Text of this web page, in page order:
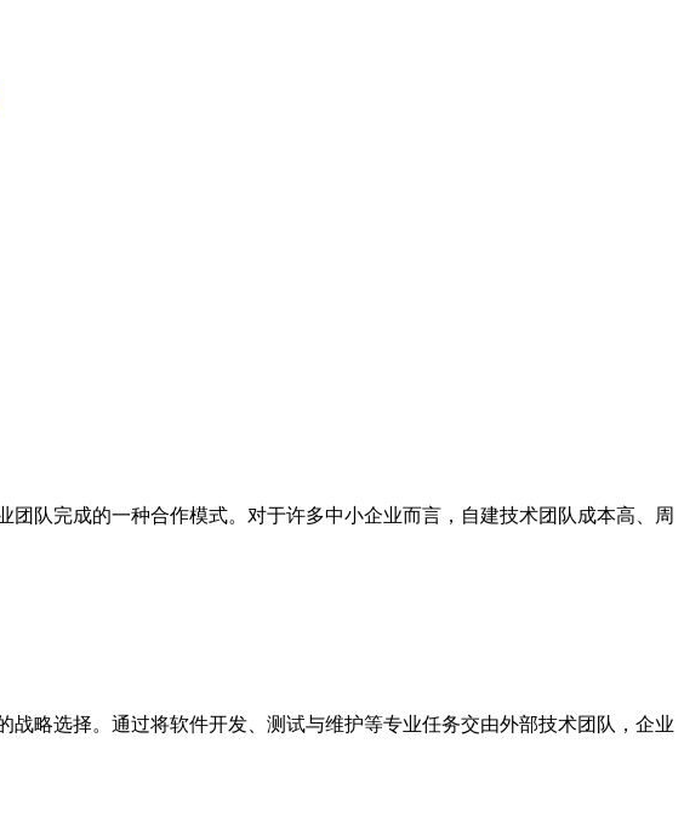
队完成的一种合作模式。对于许多中小企业而言，自建技术团队成本高、周
略选择。通过将软件开发、测试与维护等专业任务交由外部技术团队，企业